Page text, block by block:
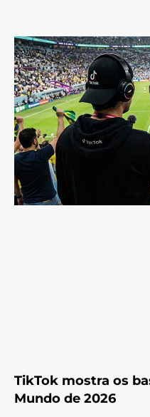
TikTok mostra os
Mundo de 2026